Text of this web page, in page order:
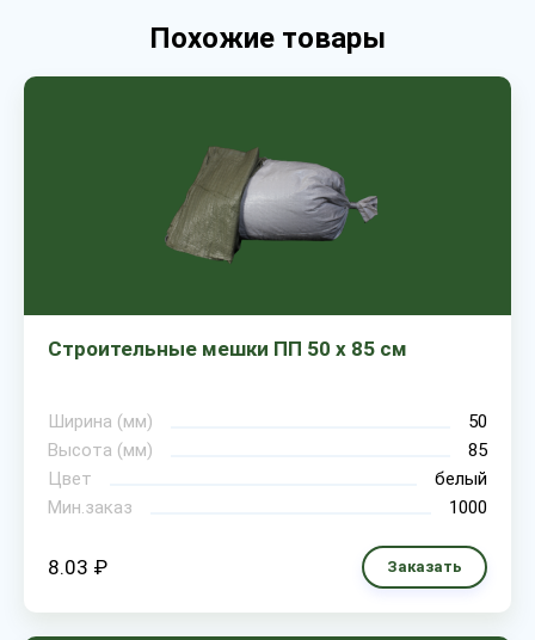
Похожие товары
Строительные мешки ПП 50 х 85 см
Ширина (мм)
50
Высота (мм)
85
Цвет
белый
Мин.заказ
1000
8.03 ₽ Заказать